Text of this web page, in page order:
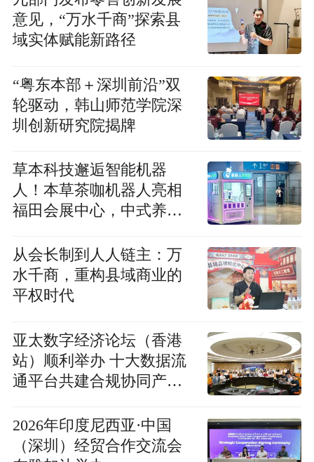
意见，“万水千商”探索县
域实体赋能新路径
“粤东本部＋深圳前沿”双
轮驱动，韩山师范学院深
圳创新研究院揭牌
草本科技邂逅智能机器
人！本草茶咖机器人亮相
福田会展中心，中式养生
从会长制到人人链主：万
水千商，重构县域商业的
平权时代
亚太数字经济论坛（香港
站）顺利举办 十大数据流
通平台共建合规协同产业
2026年印度尼西亚·中国
（深圳）经贸合作交流会